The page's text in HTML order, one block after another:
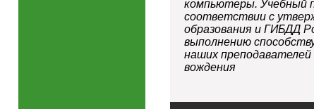
компьютеры. Учебный
соответствии с
образования и ГИБДД
выполнению
наших
вождения